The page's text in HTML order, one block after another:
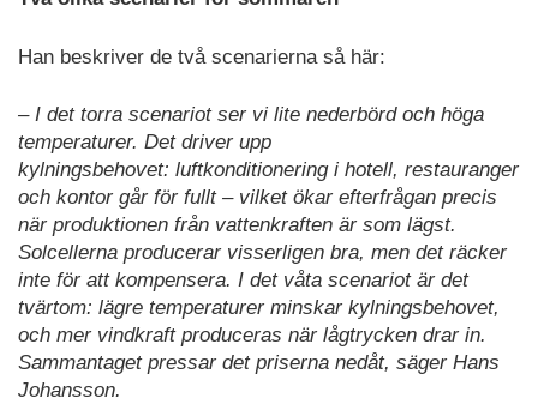
Han beskriver de två scenarierna så här:
– I det torra scenariot ser vi lite nederbörd och höga
temperaturer. Det driver upp
kylningsbehovet: luftkonditionering i hotell, restauranger
och kontor går för fullt – vilket ökar efterfrågan precis
när produktionen från vattenkraften är som lägst.
Solcellerna producerar visserligen bra, men det räcker
inte för att kompensera. I det våta scenariot är det
tvärtom: lägre temperaturer minskar kylningsbehovet,
och mer vindkraft produceras när lågtrycken drar in.
Sammantaget pressar det priserna nedåt, säger Hans
Johansson.